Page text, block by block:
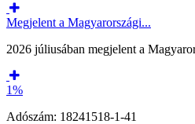
Megjelent a Magyarországi...
2026 júliusában megjelent a
1%
Adószám: 18241518-1-41